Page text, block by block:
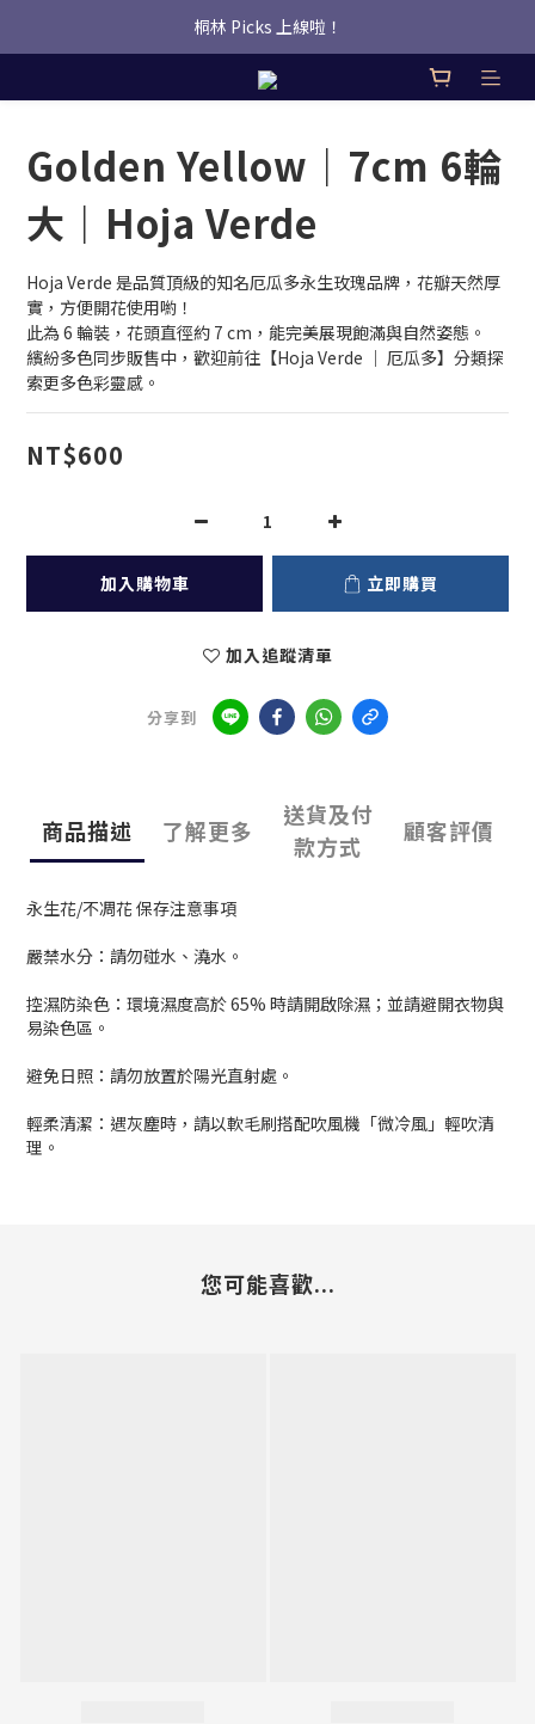
桐林 Picks 上線啦！
桐林 Picks 上線啦！
✿桐林Fleur✿  Uber Eats即點即送🛵
Golden Yellow｜7cm 6輪
大｜Hoja Verde
Hoja Verde 是品質頂級的知名厄瓜多永生玫瑰品牌，花瓣天然厚
實，方便開花使用喲！
此為 6 輪裝，花頭直徑約 7 cm，能完美展現飽滿與自然姿態。
繽紛多色同步販售中，歡迎前往【Hoja Verde ｜ 厄瓜多】分類探
索更多色彩靈感。
NT$600
加入購物車 立即購買
加入追蹤清單
分享到
商品描述 了解更多
送貨及付
款方式
顧客評價
永生花/不凋花 保存注意事項
嚴禁水分：請勿碰水、澆水。
控濕防染色：環境濕度高於 65% 時請開啟除濕；並請避開衣物與
易染色區。
避免日照：請勿放置於陽光直射處。
輕柔清潔：遇灰塵時，請以軟毛刷搭配吹風機「微冷風」輕吹清
理。
您可能喜歡...